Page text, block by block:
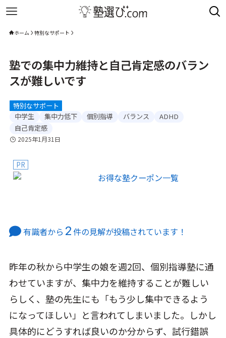
ホーム 特別なサポート
塾での集中力維持と自己肯定感のバラン
スが難しいです
特別なサポート
中学生
集中力低下 個別指導 バランス
ADHD
自己肯定感
2025年1月31日
PR
有識者から 2件の見解が投稿されています！
昨年の秋から中学生の娘を週2回、個別指導塾に通
わせていますが、集中力を維持することが難しい
らしく、塾の先生にも「もう少し集中できるよう
になってほしい」と言われてしまいました。しかし
具体的にどうすれば良いのか分からず、試行錯誤